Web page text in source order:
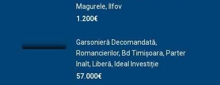
Magurele, Ilfov
1.200€
Garsonieră Decomandată,
Romancierilor, Bd Timișoara, Parter
Inalt, Liberă, Ideal Investiție
57.000€